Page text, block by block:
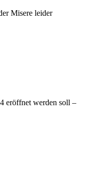
Misere leider
eröffnet werden soll –